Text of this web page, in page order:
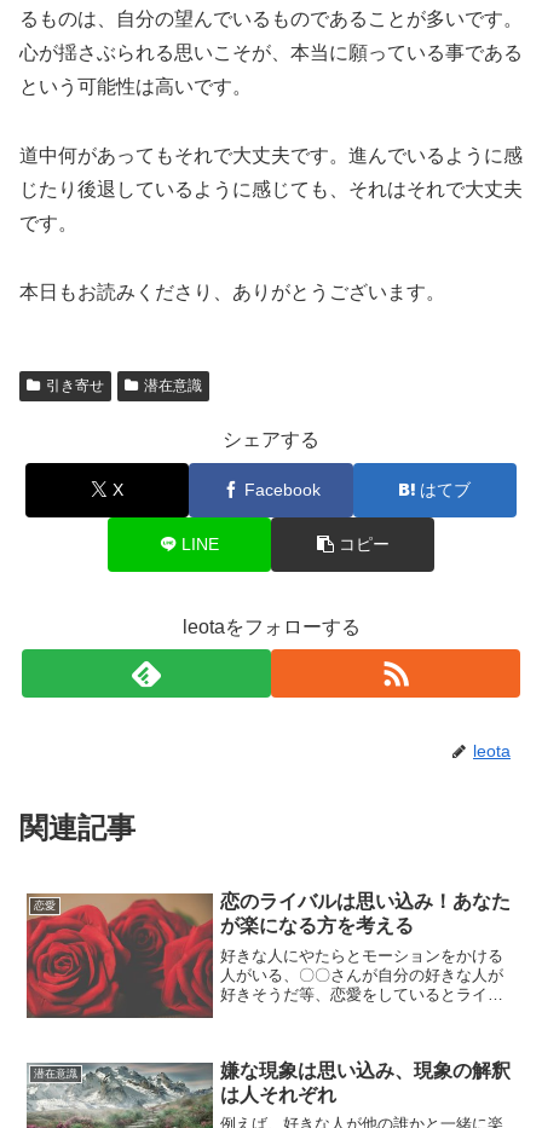
るものは、自分の望んでいるものであることが多いです。
心が揺さぶられる思いこそが、本当に願っている事である
という可能性は高いです。
道中何があってもそれで大丈夫です。進んでいるように感
じたり後退しているように感じても、それはそれで大丈夫
です。
本日もお読みくださり、ありがとうございます。
引き寄せ 潜在意識
シェアする
X Facebook はてブ
LINE コピー
leotaをフォローする
leota
関連記事
恋愛
恋のライバルは思い込み！あなた
が楽になる方を考える
好きな人にやたらとモーションをかける
人がいる、〇〇さんが自分の好きな人が
好きそうだ等、恋愛をしているとライバ
まっています。彼、彼女に...
潜在意識
嫌な現象は思い込み、現象の解釈
は人それぞれ
例えば、好きな人が他の誰かと一緒に楽